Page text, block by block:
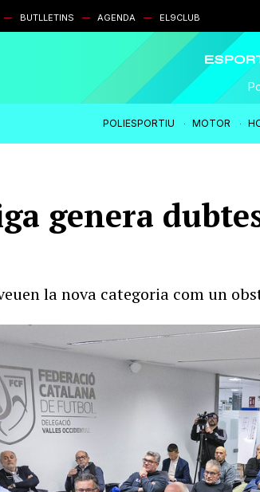
BUTLLETINS AGENDA EL9CLUB
POLIESPORTIU MOTOR
genera
la nova categoria com un